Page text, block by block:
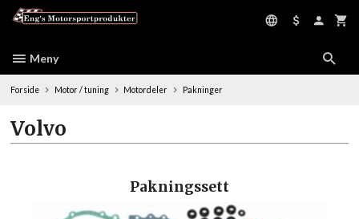
Meny
Forside Motor / tuning Motordeler Pakninger
Volvo
Pakningssett